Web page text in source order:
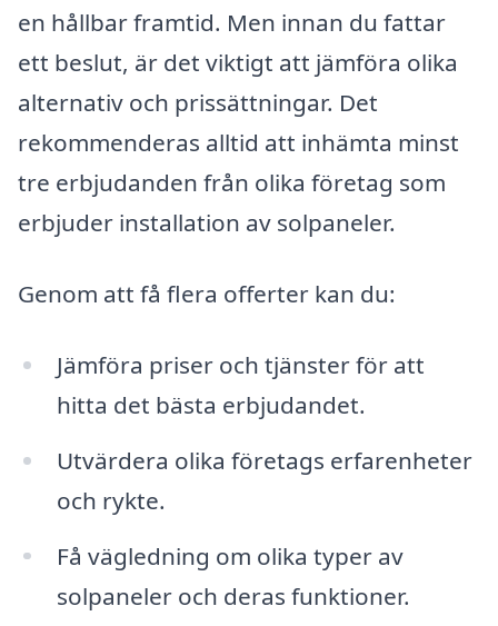
en hållbar framtid. Men innan du fattar
ett beslut, är det viktigt att jämföra olika
alternativ och prissättningar. Det
rekommenderas alltid att inhämta minst
tre erbjudanden från olika företag som
erbjuder installation av solpaneler.
Genom att få flera offerter kan du:
Jämföra priser och tjänster för att
hitta det bästa erbjudandet.
Utvärdera olika företags erfarenheter
och rykte.
Få vägledning om olika typer av
solpaneler och deras funktioner.